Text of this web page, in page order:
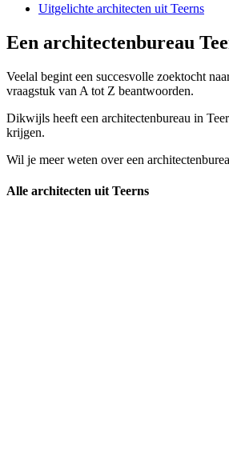
Uitgelichte architecten uit Teerns
Een architectenbureau
Veelal begint een succesvolle zoektocht
vraagstuk van A tot Z beantwoorden.
Dikwijls heeft een architectenbureau in
krijgen.
Wil je meer weten over een
Alle architecten uit Teerns